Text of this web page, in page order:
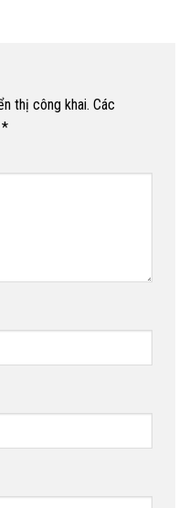
thị công khai. Các
*